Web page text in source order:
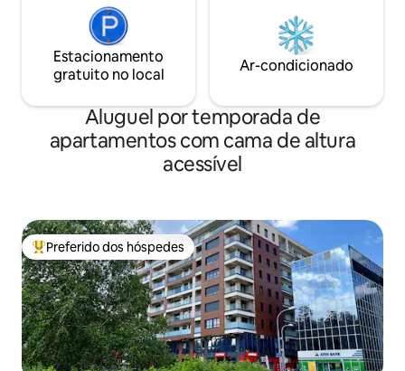
Estacionamento
gratuito no local
Ar-condicionado
Aluguel por temporada de
apartamentos com cama de altura
acessível
Entre os melhores preferidos dos hóspedes
Preferido dos hóspedes